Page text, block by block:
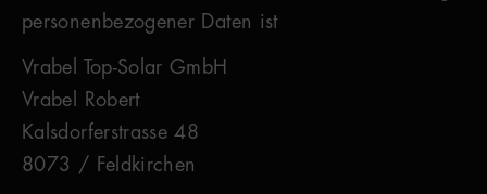
personenbezogener Daten ist
Vrabel Top-Solar GmbH
Vrabel Robert
Kalsdorferstrasse 48
8073 / Feldkirchen